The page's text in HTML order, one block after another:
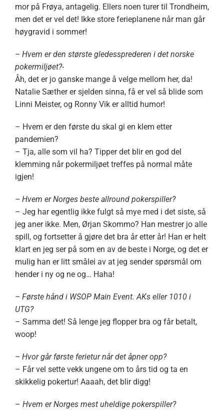
mor på Frøya, antagelig. Ellers noen turer til Trondheim,
men det er vel det! Ikke store ferieplanene når man går
høygravid i sommer!
– Hvem er den største gledessprederen i det norske
pokermiljøet?-
Åh, det er jo ganske mange å velge mellom her, da!
Natalie Sæther er sjelden sinna, få er vel så blide som
Linni Meister, og Ronny Vik er alltid humor!
– Hvem er den første du skal gi en klem etter
pandemien?
– Tja, alle som vil ha? Tipper det blir en god del
klemming når pokermiljøet treffes på normal måte
igjen!
– Hvem er Norges beste allround pokerspiller?
– Jeg har egentlig ikke fulgt så mye med i det siste, så
jeg aner ikke. Men, Ørjan Skommo? Han mestrer jo alle
spill, og fortsetter å gjøre det bra år etter år! Han er helt
klart en jeg ser på som en av de beste i Norge, og det er
mulig han er litt smålei av at jeg sender spørsmål om
hender i ny og ne og… Haha!
– Første hånd i WSOP Main Event. AKs eller 1010 i
UTG?
– Samma det! Så lenge jeg flopper bra og får betalt,
woop!
– Hvor går første ferietur når det åpner opp?
– Får vel sette vekk ungene om to års tid og ta en
skikkelig pokertur! Aaaah, det blir digg!
– Hvem er Norges mest uheldige pokerspiller?